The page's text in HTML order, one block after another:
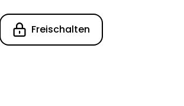
Freischalten